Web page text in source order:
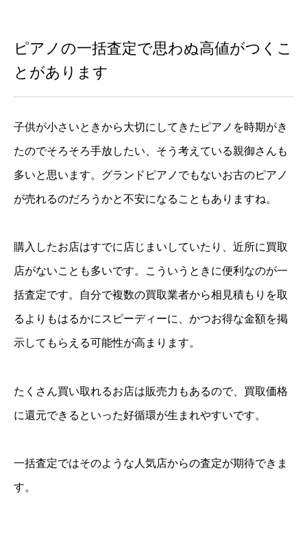
ピアノの一括査定で思わぬ高値がつくこ
とがあります
子供が小さいときから大切にしてきたピアノを時期がき
たのでそろそろ手放したい、そう考えている親御さんも
多いと思います。グランドピアノでもないお古のピアノ
が売れるのだろうかと不安になることもありますね。
購入したお店はすでに店じまいしていたり、近所に買取
店がないことも多いです。こういうときに便利なのが一
括査定です。自分で複数の買取業者から相見積もりを取
るよりもはるかにスピーディーに、かつお得な金額を掲
示してもらえる可能性が高まります。
たくさん買い取れるお店は販売力もあるので、買取価格
に還元できるといった好循環が生まれやすいです。
一括査定ではそのような人気店からの査定が期待できま
す。